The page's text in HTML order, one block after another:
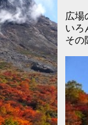
広場
いろ
その